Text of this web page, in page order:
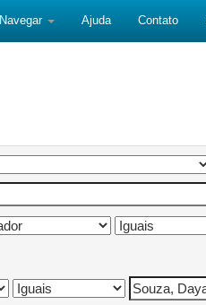
Navegar Ajuda Contato